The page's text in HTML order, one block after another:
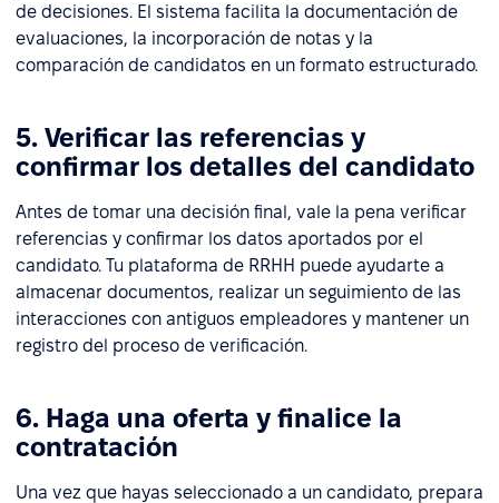
de decisiones. El sistema facilita la documentación de
evaluaciones, la incorporación de notas y la
comparación de candidatos en un formato estructurado.
5. Verificar las referencias y
confirmar los detalles del candidato
Antes de tomar una decisión final, vale la pena verificar
referencias y confirmar los datos aportados por el
candidato. Tu plataforma de RRHH puede ayudarte a
almacenar documentos, realizar un seguimiento de las
interacciones con antiguos empleadores y mantener un
registro del proceso de verificación.
6. Haga una oferta y finalice la
contratación
Una vez que hayas seleccionado a un candidato, prepara